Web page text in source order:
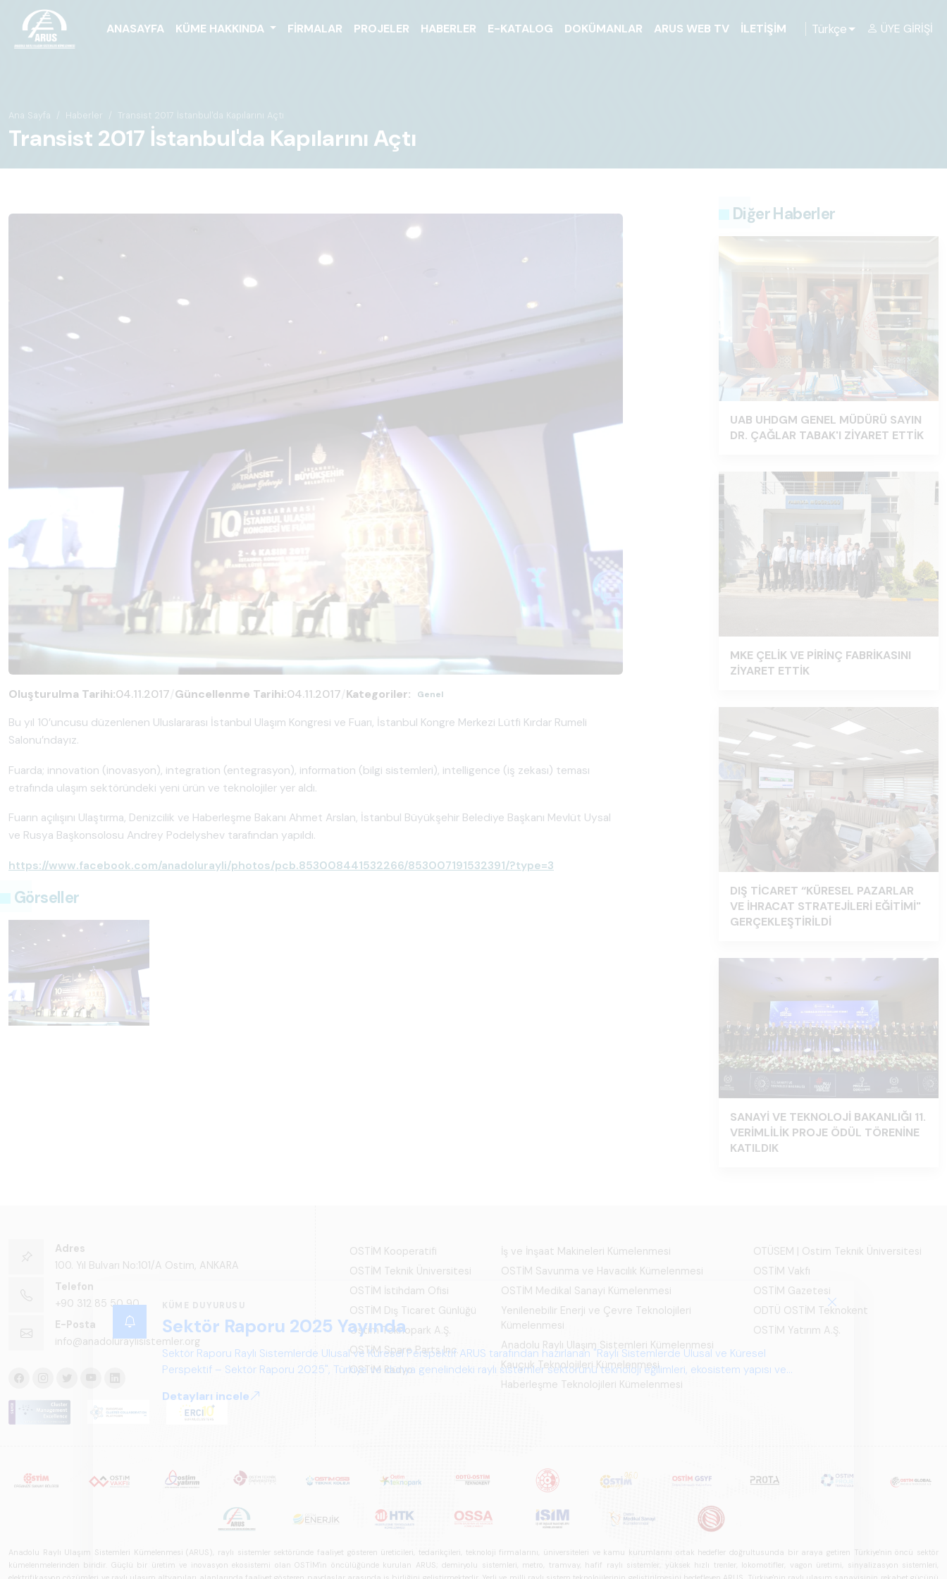
ANASAYFA KÜME HAKKINDA FIRMALAR PROJELER HABERLER E-KATALOG DOKÜMANLAR ARUS WEB TV İLETIŞIM Türkçe ÜYE GIRIŞI
Ana Sayfa Haberler Transist 2017 İstanbul'da Kapılarını Açtı
Transist 2017 İstanbul'da Kapılarını Açtı
Oluşturulma Tarihi:04.11.2017 Güncellenme Tarihi:04.11.2017 Kategoriler: Genel
Bu yıl 10’uncusu düzenlenen Uluslararası İstanbul Ulaşım Kongresi ve Fuarı, İstanbul Kongre Merkezi Lütfi Kırdar Rumeli
Salonu’ndayız.
Fuarda; innovation (inovasyon), integration (entegrasyon), information (bilgi sistemleri), intelligence (iş zekası) teması
etrafında ulaşım sektöründeki yeni ürün ve teknolojiler yer aldı.
Fuarın açılışını Ulaştırma, Denizcilik ve Haberleşme Bakanı Ahmet Arslan, İstanbul Büyükşehir Belediye Başkanı Mevlüt Uysal
ve Rusya Başkonsolosu Andrey Podelyshev tarafından yapıldı.
https://www.facebook.com/anadolurayli/photos/pcb.853008441532266/853007191532391/?type=3
Görseller
Diğer Haberler
UAB UHDGM GENEL MÜDÜRÜ SAYIN
DR. ÇAĞLAR TABAK'I ZİYARET ETTİK
MKE ÇELİK VE PİRİNÇ FABRİKASINI
ZİYARET ETTİK
DIŞ TİCARET “KÜRESEL PAZARLAR
VE İHRACAT STRATEJİLERİ EĞİTİMİ"
GERÇEKLEŞTİRİLDİ
SANAYİ VE TEKNOLOJİ BAKANLIĞI 11.
VERİMLİLİK PROJE ÖDÜL TÖRENİNE
KATILDIK
KÜME DUYURUSU
Sektör Raporu 2025 Yayında
Sektör Raporu Raylı Sistemlerde Ulusal ve Küresel Perspektif ARUS tarafından hazırlanan "Raylı Sistemlerde Ulusal ve Küresel
Perspektif – Sektör Raporu 2025", Türkiye ve dünya genelindeki raylı sistemler sektörünü teknoloji eğilimleri, ekosistem yapısı ve
gelecek perspektifi açısından kapsamlı biçimde ele alan bir referans çalışmasıdır.
Detayları incele
Adres
100. Yıl Bulvarı No:101/A Ostim, ANKARA
Telefon
+90 312 85 50 90
E-Posta
info@anadoluraylisistemler.org
OSTİM Kooperatifi
OSTİM Teknik Üniversitesi
OSTİM İstihdam Ofisi
OSTİM Dış Ticaret Günlüğü
Ostim Teknopark A.Ş.
OSTİM Spare Parts Inc.
OSTİM Radyo
İş ve İnşaat Makineleri Kümelenmesi
OSTİM Savunma ve Havacılık Kümelenmesi
OSTİM Medikal Sanayi Kümelenmesi
Yenilenebilir Enerji ve Çevre Teknolojileri
Kümelenmesi
Anadolu Raylı Ulaşım Sistemleri Kümelenmesi
Kauçuk Teknolojileri Kümelenmesi
Haberleşme Teknolojileri Kümelenmesi
OTÜSEM | Ostim Teknik Üniversitesi
OSTİM Vakfı
OSTİM Gazetesi
ODTÜ OSTİM Teknokent
OSTİM Yatırım A.Ş.
Anadolu Raylı Ulaşım Sistemleri Kümelenmesi (ARUS), raylı sistemler sektöründe faaliyet gösteren üreticileri, tedarikçileri, teknoloji firmalarını, üniversiteleri ve kamu kurumlarını ortak hedefler doğrultusunda bir araya getiren Türkiye'nin öncü sektör
kümelenmelerinden biridir. Güçlü bir üretim ve inovasyon ekosistemi olan OSTİM'in öncülüğünde kurulan ARUS; demiryolu sistemleri, metro, tramvay, hafif raylı sistemler, yüksek hızlı trenler, lokomotifler, vagon üretimi, sinyalizasyon sistemleri,